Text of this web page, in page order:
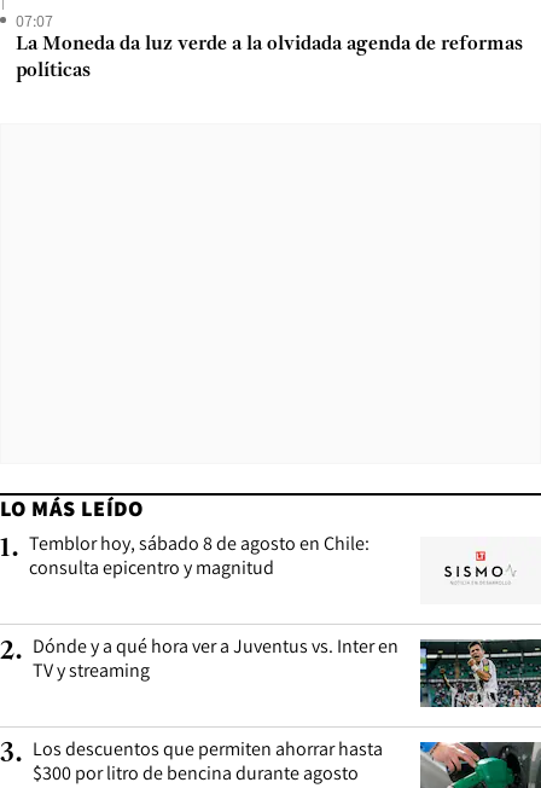
07:07
La Moneda da luz verde a la olvidada agenda de reformas
políticas
LO MÁS LEÍDO
1. Temblor hoy, sábado 8 de agosto en Chile:
consulta epicentro y magnitud
2. Dónde y a qué hora ver a Juventus vs. Inter en
TV y streaming
3. Los descuentos que permiten ahorrar hasta
$300 por litro de bencina durante agosto